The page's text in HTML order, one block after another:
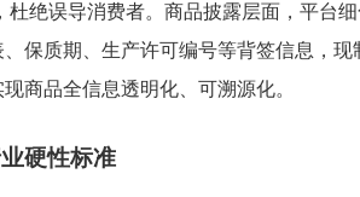
杜绝误导消费者。商品披露层面，平台
保质期、生产许可编号等背签信息，
商品全信息透明化、可溯源化。
硬性标准